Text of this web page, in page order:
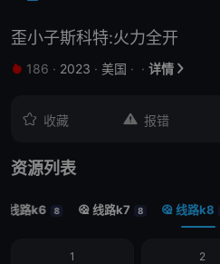
歪小子斯科特:火力全开
 186 · 2023 · 美国 · · 详情 
 收藏  报错
资源列表
线路k6 8 线路k7 8 线路k8
1 2